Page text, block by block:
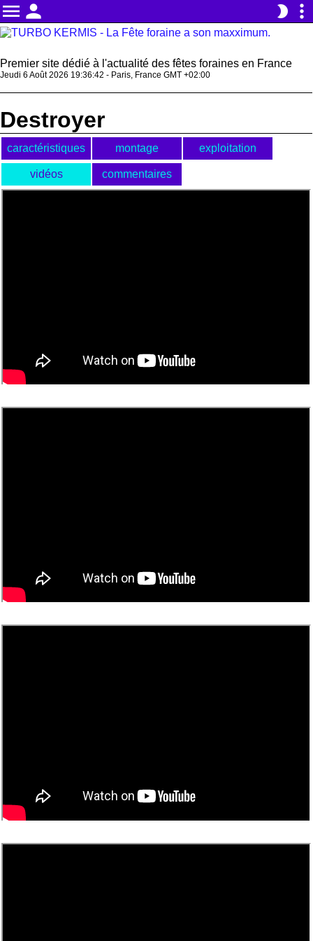
menu person brightness_2 more_vert
Premier site dédié à l'actualité des fêtes foraines en France
Jeudi 6 Août 2026 19:36:42 - Paris, France GMT +02:00
Destroyer
caractéristiques montage exploitation
vidéos commentaires